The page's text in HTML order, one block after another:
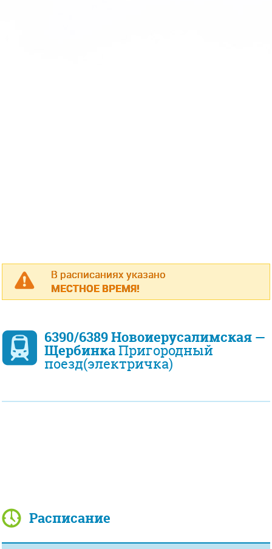
В расписаниях указано
МЕСТНОЕ ВРЕМЯ!
6390/6389 Новоиерусалимская —
ЩербинкаПригородный
поезд(электричка)
Расписание